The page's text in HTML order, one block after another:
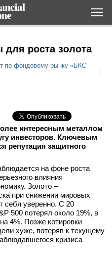
для роста золота
по фондовому рынку «БКС
интересным металлом
инвесторов. Ключевым
репутация защитного
на фоне роста
влияния
Золото –
при снижении мировых
себя уверенно. С 20
500 потерял около 19%, в
4%. Позже котировки
хуже, потеряв к текущему
кризиса